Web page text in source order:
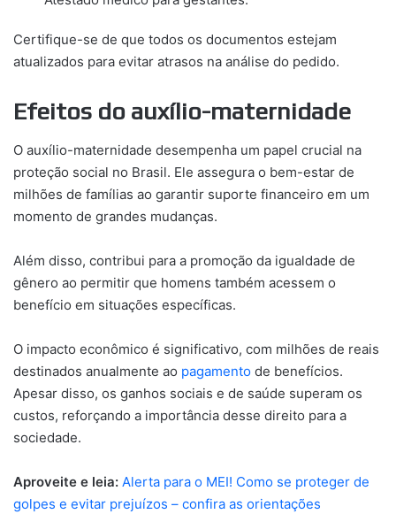
Certifique-se de que todos os documentos estejam
atualizados para evitar atrasos na análise do pedido.
Efeitos do auxílio-maternidade
O auxílio-maternidade desempenha um papel crucial na
proteção social no Brasil. Ele assegura o bem-estar de
milhões de famílias ao garantir suporte financeiro em um
momento de grandes mudanças.
Além disso, contribui para a promoção da igualdade de
gênero ao permitir que homens também acessem o
benefício em situações específicas.
O impacto econômico é significativo, com milhões de reais
destinados anualmente ao pagamento de benefícios.
Apesar disso, os ganhos sociais e de saúde superam os
custos, reforçando a importância desse direito para a
sociedade.
Aproveite e leia: Alerta para o MEI! Como se proteger de
golpes e evitar prejuízos – confira as orientações